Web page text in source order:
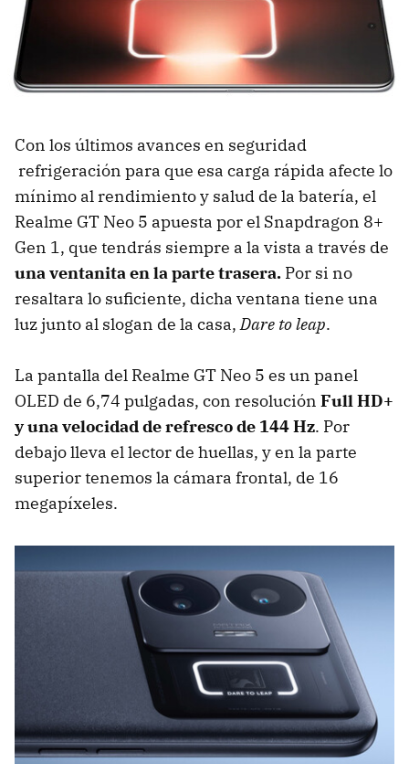
Con los últimos avances en seguridad
refrigeración para que esa carga rápida afecte lo
mínimo al rendimiento y salud de la batería, el
Realme GT Neo 5 apuesta por el Snapdragon 8+
Gen 1, que tendrás siempre a la vista a través de
una ventanita en la parte trasera. Por si no
resaltara lo suficiente, dicha ventana tiene una
luz junto al slogan de la casa, Dare to leap.
La pantalla del Realme GT Neo 5 es un panel
OLED de 6,74 pulgadas, con resolución Full HD+
y una velocidad de refresco de 144 Hz. Por
debajo lleva el lector de huellas, y en la parte
superior tenemos la cámara frontal, de 16
megapíxeles.